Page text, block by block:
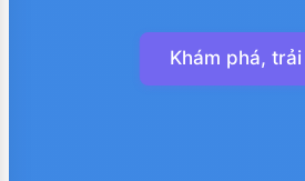
Khám phá,